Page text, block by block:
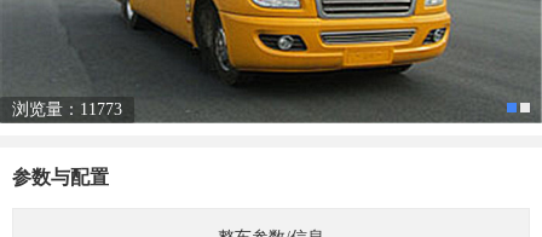
浏览量：11773
参数与配置